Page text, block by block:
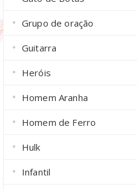
Grupo de oração
Guitarra
Heróis
Homem Aranha
Homem de Ferro
Hulk
Infantil